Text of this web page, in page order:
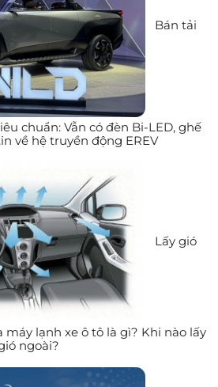
Bán tải
chuẩn: Vẫn có đèn Bi-LED, ghế
về hệ truyền động EREV
Lấy gió
lạnh xe ô tô là gì? Khi nào lấy
ngoài?